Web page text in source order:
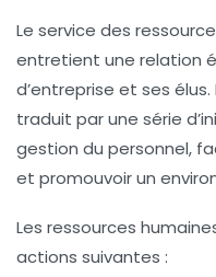
Le service des
entretient une relation
d’entreprise et ses
traduit par une série
gestion du personnel,
et promouvoir un
Les ressources
actions suivantes :